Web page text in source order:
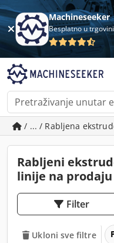
Machineseeker
Besplatno u trgovini
/ ... / Rabljena
Rabljeni
linije na prodaju
Filter
Ukloni sve filtre